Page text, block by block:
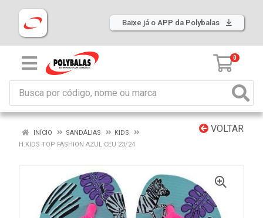
Baixe já o APP da Polybalas
0
VOLTAR
INÍCIO SANDÁLIAS
KIDS
H.KIDS TOP FASHION AZUL CEU 23/24